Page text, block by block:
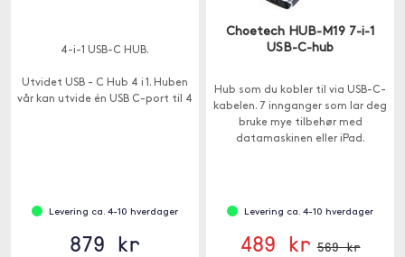
4-i-1 USB-C HUB.
Utvidet USB - C Hub 4 i 1. Huben
vår kan utvide én USB C-port til 4
Levering ca. 4-10 hverdager
879 kr
Choetech HUB-M19 7-i-1
USB-C-hub
Hub som du kobler til via USB-C-
kabelen. 7 innganger som lar deg
bruke mye tilbehør med
datamaskinen eller iPad.
Levering ca. 4-10 hverdager
489 kr 569 kr